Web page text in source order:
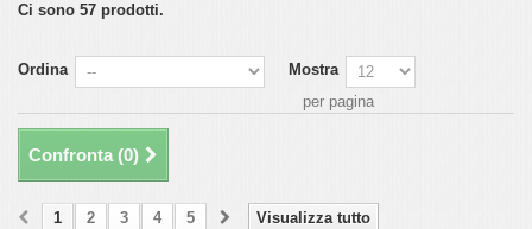
Ci sono 57 prodotti.
Ordina
Mostra
per pagina
Confronta (0)
Visualizza tutto
1 2 3 4 5